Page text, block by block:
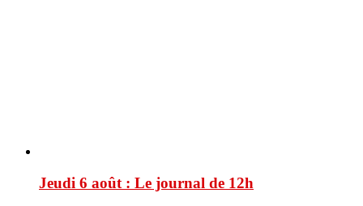
Jeudi 6 août : Le journal de 12h